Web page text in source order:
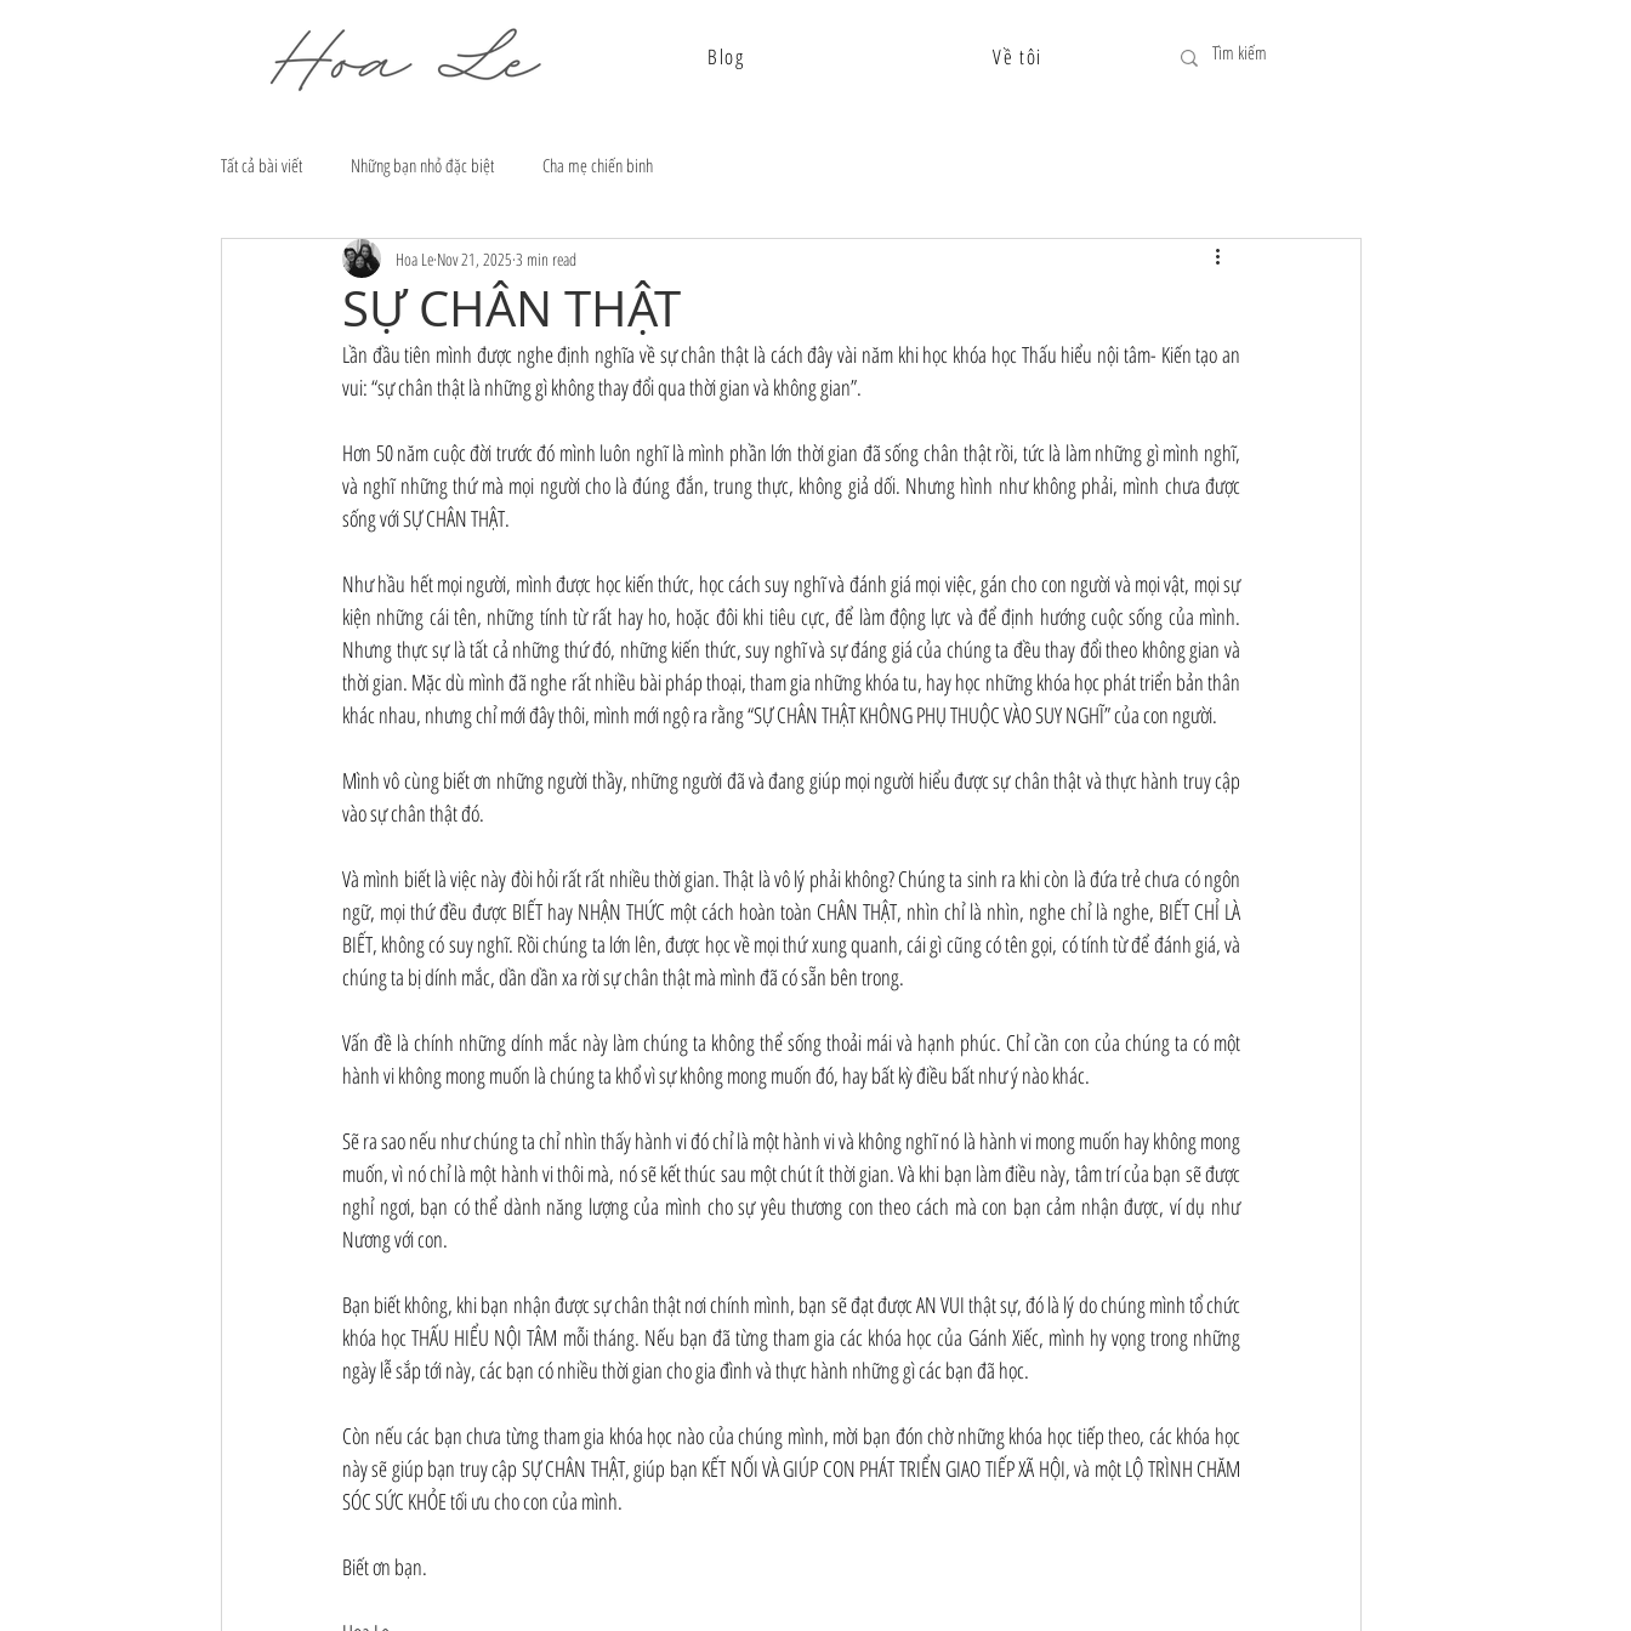
Blog Về tôi
Tất cả bài viết Những bạn nhỏ đặc biệt Cha mẹ chiến binh
SỰ CHÂN THẬT
Hoa Le Nov 21, 2025 3 min read
Lần đầu tiên mình được nghe định nghĩa về sự chân thật là cách đây vài năm khi học khóa học Thấu hiểu nội tâm- Kiến tạo an
vui: “sự chân thật là những gì không thay đổi qua thời gian và không gian”.
Hơn 50 năm cuộc đời trước đó mình luôn nghĩ là mình phần lớn thời gian đã sống chân thật rồi, tức là làm những gì mình nghĩ,
và nghĩ những thứ mà mọi người cho là đúng đắn, trung thực, không giả dối. Nhưng hình như không phải, mình chưa được
sống với SỰ CHÂN THẬT.
Như hầu hết mọi người, mình được học kiến thức, học cách suy nghĩ và đánh giá mọi việc, gán cho con người và mọi vật, mọi sự
kiện những cái tên, những tính từ rất hay ho, hoặc đôi khi tiêu cực, để làm động lực và để định hướng cuộc sống của mình.
Nhưng thực sự là tất cả những thứ đó, những kiến thức, suy nghĩ và sự đáng giá của chúng ta đều thay đổi theo không gian và
thời gian. Mặc dù mình đã nghe rất nhiều bài pháp thoại, tham gia những khóa tu, hay học những khóa học phát triển bản thân
khác nhau, nhưng chỉ mới đây thôi, mình mới ngộ ra rằng “SỰ CHÂN THẬT KHÔNG PHỤ THUỘC VÀO SUY NGHĨ” của con người.
Mình vô cùng biết ơn những người thầy, những người đã và đang giúp mọi người hiểu được sự chân thật và thực hành truy cập
vào sự chân thật đó.
Và mình biết là việc này đòi hỏi rất rất nhiều thời gian. Thật là vô lý phải không? Chúng ta sinh ra khi còn là đứa trẻ chưa có ngôn
ngữ, mọi thứ đều được BIẾT hay NHẬN THỨC một cách hoàn toàn CHÂN THẬT, nhìn chỉ là nhìn, nghe chỉ là nghe, BIẾT CHỈ LÀ
BIẾT, không có suy nghĩ. Rồi chúng ta lớn lên, được học về mọi thứ xung quanh, cái gì cũng có tên gọi, có tính từ để đánh giá, và
chúng ta bị dính mắc, dần dần xa rời sự chân thật mà mình đã có sẵn bên trong.
Vấn đề là chính những dính mắc này làm chúng ta không thể sống thoải mái và hạnh phúc. Chỉ cần con của chúng ta có một
hành vi không mong muốn là chúng ta khổ vì sự không mong muốn đó, hay bất kỳ điều bất như ý nào khác.
Sẽ ra sao nếu như chúng ta chỉ nhìn thấy hành vi đó chỉ là một hành vi và không nghĩ nó là hành vi mong muốn hay không mong
muốn, vì nó chỉ là một hành vi thôi mà, nó sẽ kết thúc sau một chút ít thời gian. Và khi bạn làm điều này, tâm trí của bạn sẽ được
nghỉ ngơi, bạn có thể dành năng lượng của mình cho sự yêu thương con theo cách mà con bạn cảm nhận được, ví dụ như
Nương với con.
Bạn biết không, khi bạn nhận được sự chân thật nơi chính mình, bạn sẽ đạt được AN VUI thật sự, đó là lý do chúng mình tổ chức
khóa học THẤU HIỂU NỘI TÂM mỗi tháng. Nếu bạn đã từng tham gia các khóa học của Gánh Xiếc, mình hy vọng trong những
ngày lễ sắp tới này, các bạn có nhiều thời gian cho gia đình và thực hành những gì các bạn đã học.
Còn nếu các bạn chưa từng tham gia khóa học nào của chúng mình, mời bạn đón chờ những khóa học tiếp theo, các khóa học
này sẽ giúp bạn truy cập SỰ CHÂN THẬT, giúp bạn KẾT NỐI VÀ GIÚP CON PHÁT TRIỂN GIAO TIẾP XÃ HỘI, và một LỘ TRÌNH CHĂM
SÓC SỨC KHỎE tối ưu cho con của mình.
Biết ơn bạn.